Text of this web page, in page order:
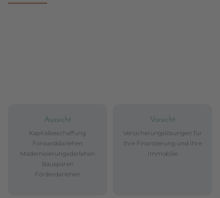
Aussicht
Kapitalbeschaffung
Forwarddarlehen
Modernisierungsdarlehen
Bausparen
Förderdarlehen
Vorsicht
Versicherungslösungen für
Ihre Finanzierung und Ihre
Immobilie